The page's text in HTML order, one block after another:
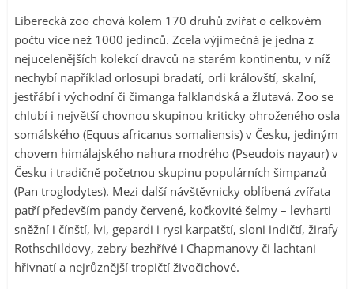
Liberecká zoo chová kolem 170 druhů zvířat o celkovém
počtu více než 1000 jedinců. Zcela výjimečná je jedna z
nejucelenějších kolekcí dravců na starém kontinentu, v níž
nechybí například orlosupi bradatí, orli královští, skalní,
jestřábí i východní či čimanga falklandská a žlutavá. Zoo se
chlubí i největší chovnou skupinou kriticky ohroženého osla
somálského (Equus africanus somaliensis) v Česku, jediným
chovem himálajského nahura modrého (Pseudois nayaur) v
Česku i tradičně početnou skupinu populárních šimpanzů
(Pan troglodytes). Mezi další návštěvnicky oblíbená zvířata
patří především pandy červené, kočkovité šelmy – levharti
sněžní i čínští, lvi, gepardi i rysi karpatští, sloni indičtí, žirafy
Rothschildovy, zebry bezhřívé i Chapmanovy či lachtani
hřivnatí a nejrůznější tropičtí živočichové.